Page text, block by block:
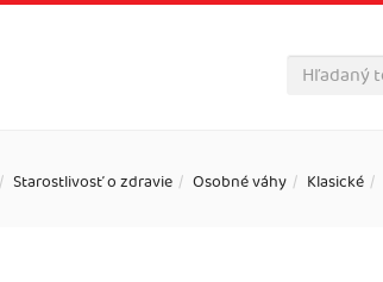
Starostlivosť o zdravie Osobné váhy Klasické